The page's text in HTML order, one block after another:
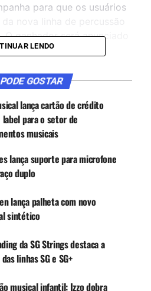
para que os usuários
O ganhador será anunciado
dois instrumentos de
do Música & Mercado no
News.
Google News
por:
LENDO
GOSTAR
lança cartão de crédito
para o setor de
musicais
lança suporte para microfone
duplo
lança palheta com novo
sintético
da SG Strings destaca a
linhas SG e SG+
musical infantil: Izzo dobra